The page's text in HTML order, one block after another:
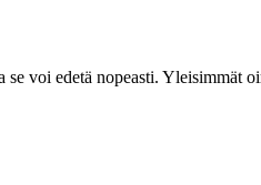
voi edetä nopeasti. Yleisimmät